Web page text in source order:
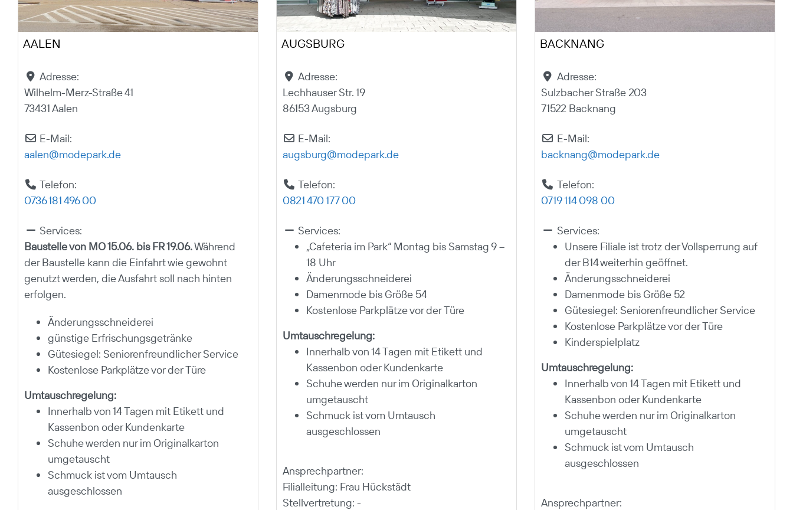
AALEN
Adresse:
Wilhelm-Merz-Straße 41
73431 Aalen
E-Mail:
aalen@modepark.de
Telefon:
0736 181 496 00
Services:
Baustelle von MO 15.06. bis FR 19.06.Während
der Baustelle kann die Einfahrt wie gewohnt
genutzt werden, die Ausfahrt soll nach hinten
erfolgen.
Änderungsschneiderei
günstige Erfrischungsgetränke
Gütesiegel: Seniorenfreundlicher Service
Kostenlose Parkplätze vor der Türe
Umtauschregelung:
Innerhalb von 14 Tagen mit Etikett und
Kassenbon oder Kundenkarte
Schuhe werden nur im Originalkarton
umgetauscht
Schmuck ist vom Umtausch
ausgeschlossen
AUGSBURG
Adresse:
Lechhauser Str. 19
86153 Augsburg
E-Mail:
augsburg@modepark.de
Telefon:
0821 470 177 00
Services:
„Cafeteria im Park“ Montag bis Samstag 9 –
18 Uhr
Änderungsschneiderei
Damenmode bis Größe 54
Kostenlose Parkplätze vor der Türe
Umtauschregelung:
Innerhalb von 14 Tagen mit Etikett und
Kassenbon oder Kundenkarte
Schuhe werden nur im Originalkarton
umgetauscht
Schmuck ist vom Umtausch
ausgeschlossen
Ansprechpartner:
Filialleitung: Frau Hückstädt
Stellvertretung: -
BACKNANG
Adresse:
Sulzbacher Straße 203
71522 Backnang
E-Mail:
backnang@modepark.de
Telefon:
0719 114 098 00
Services:
Unsere Filiale ist trotz der Vollsperrung auf
der B14 weiterhin geöffnet.
Änderungsschneiderei
Damenmode bis Größe 52
Gütesiegel: Seniorenfreundlicher Service
Kostenlose Parkplätze vor der Türe
Kinderspielplatz
Umtauschregelung:
Innerhalb von 14 Tagen mit Etikett und
Kassenbon oder Kundenkarte
Schuhe werden nur im Originalkarton
umgetauscht
Schmuck ist vom Umtausch
ausgeschlossen
Ansprechpartner: